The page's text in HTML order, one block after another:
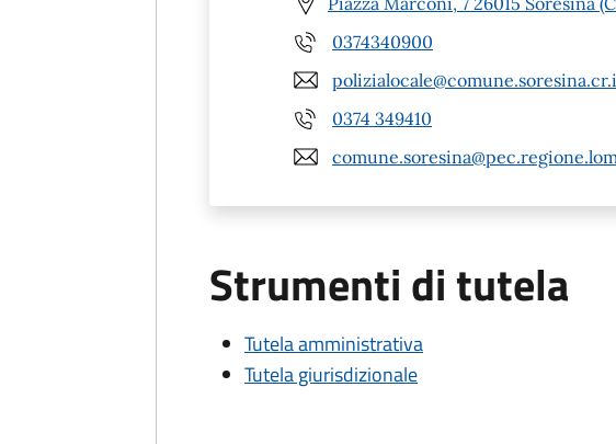
0374340900
0374 349410
Strumenti di tutela
Tutela amministrativa
Tutela giurisdizionale